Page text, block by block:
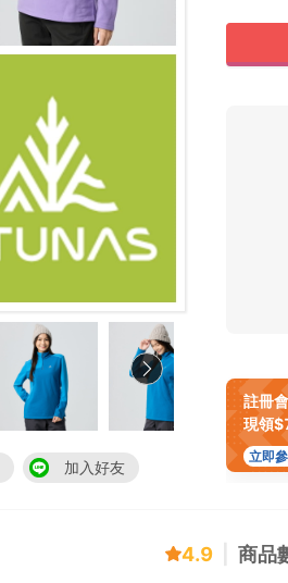
加入好友
註冊
現領
立即
4.9 商品